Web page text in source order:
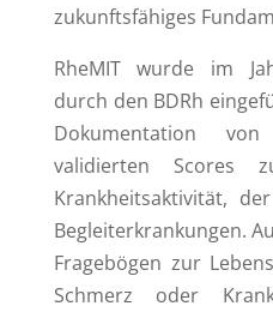
zukunftsfähiges
RheMIT wurde im
durch den BDRh
Dokumentation von
validierten Scores
Krankheitsaktivität,
Begleiterkrankungen.
Fragebögen zur
Schmerz oder